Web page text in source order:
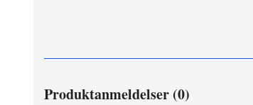
Produktanmeldelser (0)